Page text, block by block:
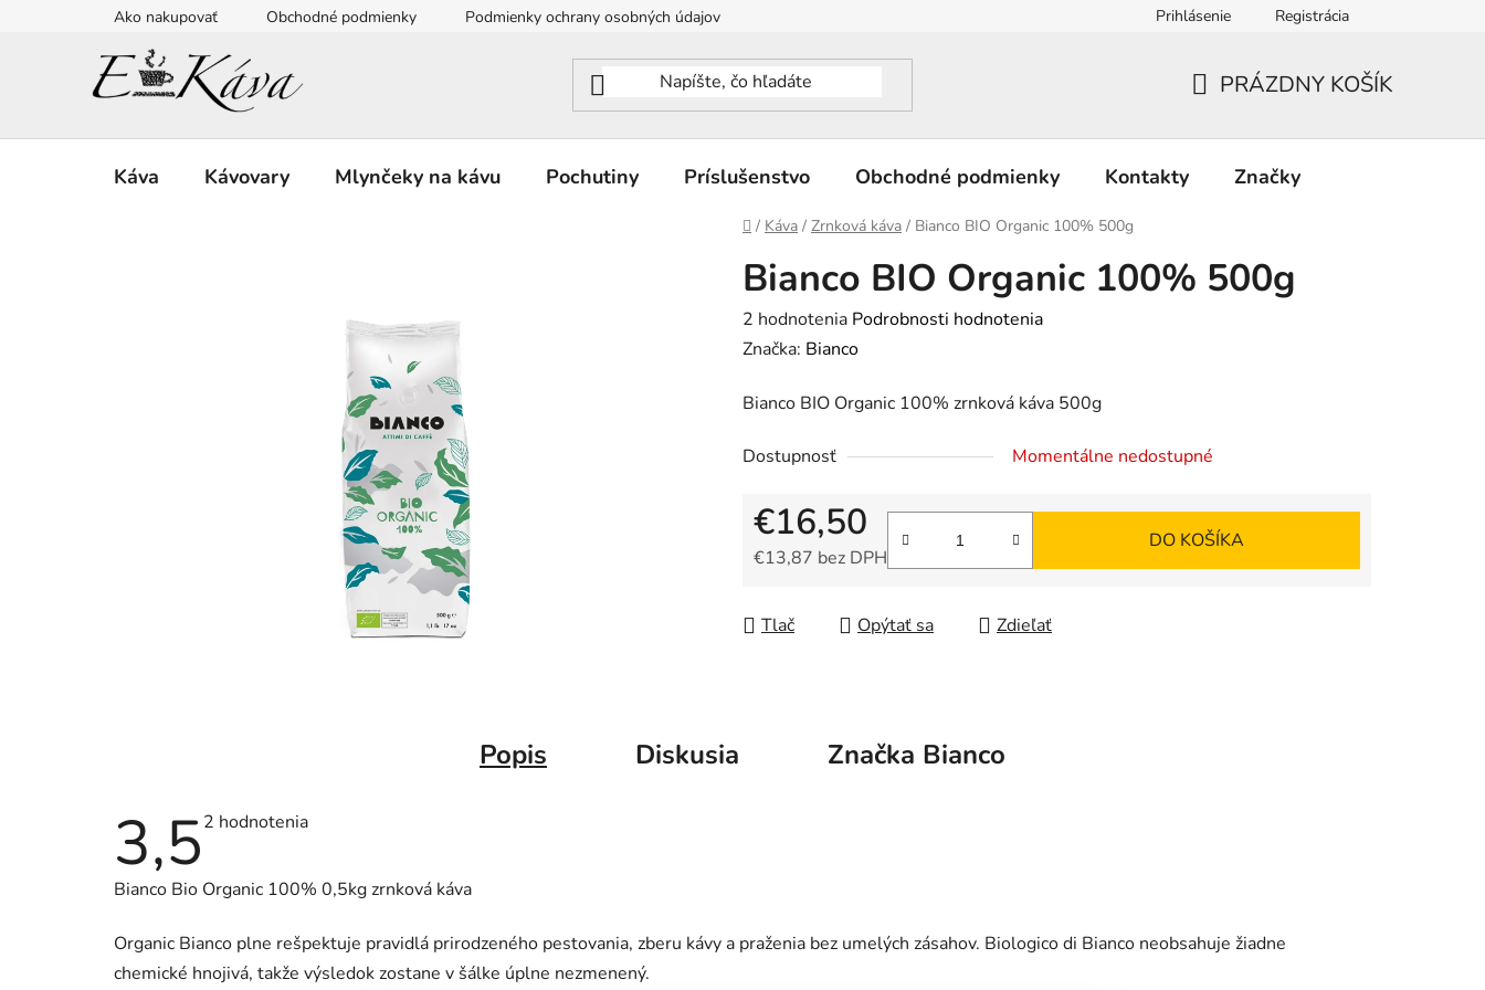
Ako nakupovať Obchodné podmienky Podmienky ochrany osobných údajov Prihlásenie Registrácia
KOŠÍK
PRÁZDNY KOŠÍK
Káva Kávovary Mlynčeky na kávu Pochutiny Príslušenstvo Obchodné podmienky Kontakty Značky
Domov
/ Káva / Zrnková káva / Bianco BIO Organic 100% 500g
Bianco BIO Organic 100% 500g
Priemerné
hodnotenie
je
z
hviezdičiek.
2 hodnotenia Podrobnosti hodnotenia
Značka: Bianco
Bianco BIO Organic 100% zrnková káva 500g
Dostupnosť Momentálne nedostupné
€16,50
€13,87 bez DPH
DO KOŠÍKA
Tlač Opýtať sa Zdieľať
Popis Diskusia Značka Bianco
3,5Priemerné
3,5
hviezdičiek.
2 hodnotenia
Bianco Bio Organic 100% 0,5kg zrnková káva
Organic Bianco plne rešpektuje pravidlá prirodzeného pestovania, zberu kávy a praženia bez umelých zásahov. Biologico di Bianco neobsahuje žiadne
chemické hnojivá, takže výsledok zostane v šálke úplne nezmenený.